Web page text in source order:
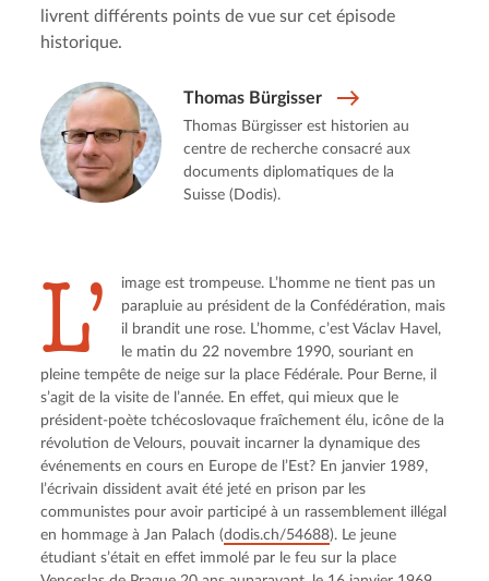
livrent différents points de vue sur cet épisode
historique.
Thomas Bürgisser
Thomas Bürgisser est historien au
centre de recherche consacré aux
documents diplomatiques de la
Suisse (Dodis).
L’
image est trompeuse. L’homme ne tient pas un
parapluie au président de la Confédération, mais
il brandit une rose. L’homme, c’est Václav Havel,
le matin du 22 novembre 1990, souriant en
pleine tempête de neige sur la place Fédérale. Pour Berne, il
s’agit de la visite de l’année. En effet, qui mieux que le
président-poète tchécoslovaque fraîchement élu, icône de la
révolution de Velours, pouvait incarner la dynamique des
événements en cours en Europe de l’Est? En janvier 1989,
l’écrivain dissident avait été jeté en prison par les
communistes pour avoir participé à un rassemblement illégal
en hommage à Jan Palach (dodis.ch/54688). Le jeune
étudiant s’était en effet immolé par le feu sur la place